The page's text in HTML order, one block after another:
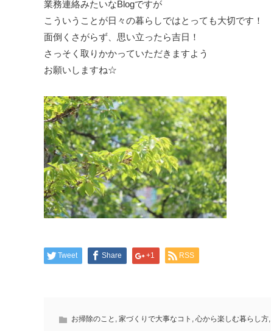
業務連絡みたいなBlogですが
こういうことが日々の暮らしではとっても大切です！
面倒くさがらず、思い立ったら吉日！
さっそく取りかかっていただきますよう
お願いしますね☆
Tweet Share +1 RSS
お掃除のこと , 家づくりで大事なコト , 心から楽しむ暮らし方,